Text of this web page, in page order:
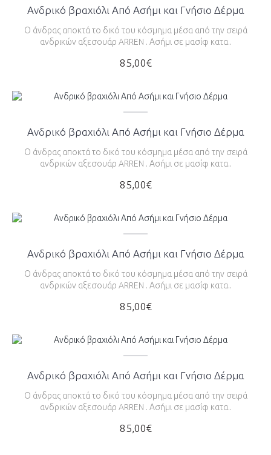
Ανδρικό βραχιόλι Από Ασήμι και Γνήσιο Δέρμα
Ο άνδρας αποκτά το δικό του κόσμημα μέσα από την σειρά
ανδρικών αξεσουάρ ARREN . Ασήμι σε μασίφ κατα..
85,00€
Ανδρικό βραχιόλι Από Ασήμι και Γνήσιο Δέρμα
Ο άνδρας αποκτά το δικό του κόσμημα μέσα από την σειρά
ανδρικών αξεσουάρ ARREN . Ασήμι σε μασίφ κατα..
85,00€
Ανδρικό βραχιόλι Από Ασήμι και Γνήσιο Δέρμα
Ο άνδρας αποκτά το δικό του κόσμημα μέσα από την σειρά
ανδρικών αξεσουάρ ARREN . Ασήμι σε μασίφ κατα..
85,00€
Ανδρικό βραχιόλι Από Ασήμι και Γνήσιο Δέρμα
Ο άνδρας αποκτά το δικό του κόσμημα μέσα από την σειρά
ανδρικών αξεσουάρ ARREN . Ασήμι σε μασίφ κατα..
85,00€